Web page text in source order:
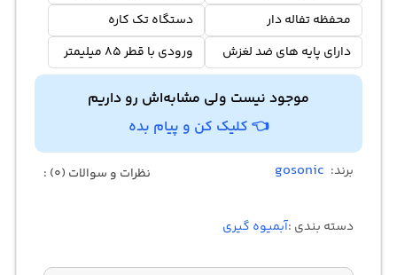
محفظه تفاله دار
دستگاه تک کاره
دارای پایه های ضد لغزش
ورودی با قطر 85 میلیمتر
موجود نیست ولی مشابه‌اش رو داریم
👈 کلیک کن و پیام بده
برند: gosonic نظرات و سوالات (0) :
دسته بندی :آبمیوه گیری